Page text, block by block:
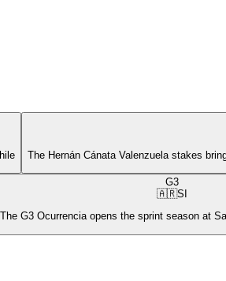
The Hernán Cánata Valenzuela stakes
G3
🇦🇷SI
The G3 Ocurrencia opens the sprint season at